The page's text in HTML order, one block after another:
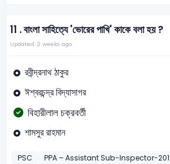
11 .বাংলা সাহিত্যে 'ভোরের পাখি' কাকে বলা হয় ?
Updated: 2 weeks ago
রবীন্দ্রনাথ ঠাকুর
ঈশ্বরচন্দ্র বিদ্যাসাগর
বিহারীলাল চক্রবর্তী
শামসুর রাহমান
PSC PPA – Assistant Sub-Inspector-